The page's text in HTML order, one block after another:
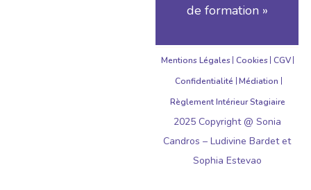
de formation »
Mentions Légales Cookies CGV
Confidentialité Médiation
Règlement Intérieur Stagiaire
2025 Copyright @ Sonia
Candros – Ludivine Bardet et
Sophia Estevao